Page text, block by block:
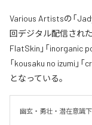
Various Artistsの「
回デジタル配信された
FlatSkin」「inorganic
「kousaku no izumi」
となっている。
幽玄・勇壮・潜在意識